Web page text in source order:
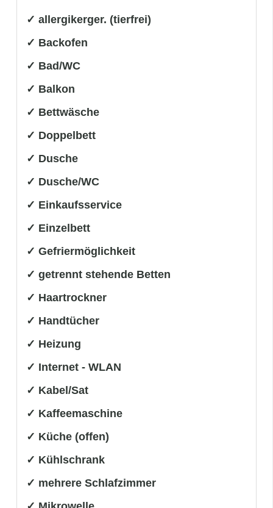
✓ allergikerger. (tierfrei)
✓ Backofen
✓ Bad/WC
✓ Balkon
✓ Bettwäsche
✓ Doppelbett
✓ Dusche
✓ Dusche/WC
✓ Einkaufsservice
✓ Einzelbett
✓ Gefriermöglichkeit
✓ getrennt stehende Betten
✓ Haartrockner
✓ Handtücher
✓ Heizung
✓ Internet - WLAN
✓ Kabel/Sat
✓ Kaffeemaschine
✓ Küche (offen)
✓ Kühlschrank
✓ mehrere Schlafzimmer